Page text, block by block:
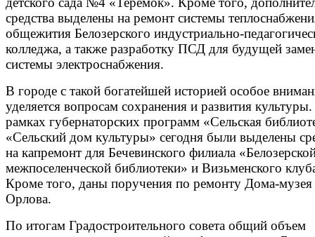
средства выделены на ремонт системы
общежития Белозерского индустриально-
колледжа, а также разработку ПСД для будущей
системы электроснабжения.
В городе с такой богатейшей историей особое
уделяется вопросам сохранения и развития
рамках губернаторских программ «Сельская
«Сельский дом культуры» сегодня были выделены
на капремонт для Бечевинского филиала
межпоселенческой библиотеки» и Визьменского
Кроме того, даны поручения по ремонту Дома-музея
Орлова.
По итогам Градостроительного совета общий объем